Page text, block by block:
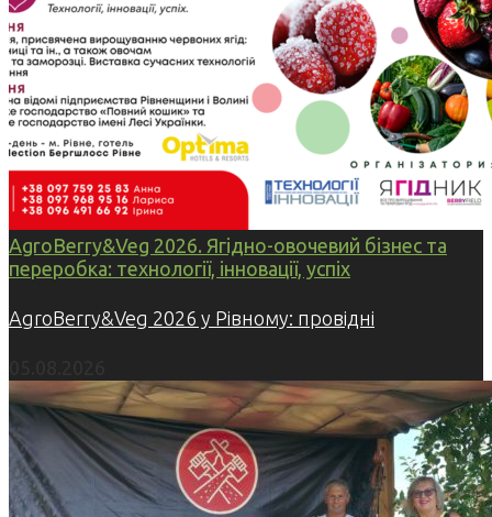
AgroBerry&Veg 2026. Ягідно-овочевий бізнес та
переробка: технології, інновації, успіх
AgroBerry&Veg 2026 у Рівному: провідні